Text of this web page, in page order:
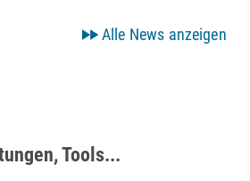
Alle News anzeigen
Tools...